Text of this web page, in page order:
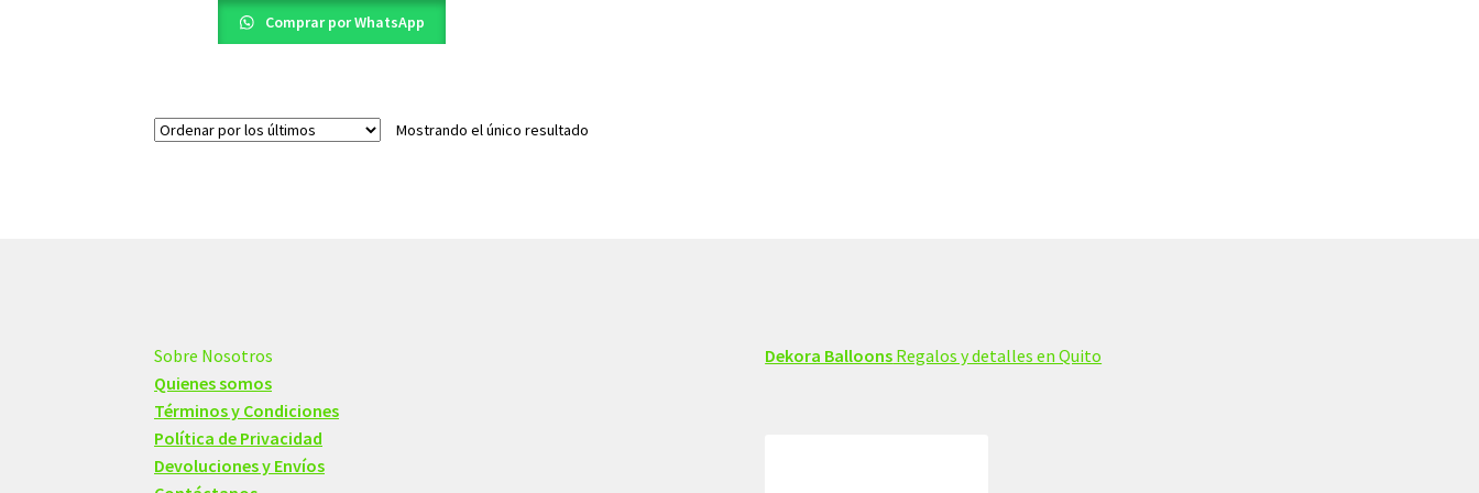
$21,00. $14,00.
Comprar por WhatsApp
Mostrando el único resultado
Sobre Nosotros
Quienes somos
Términos y Condiciones
Política de Privacidad
Devoluciones y Envíos
Dekora Balloons Regalos y detalles en Quito